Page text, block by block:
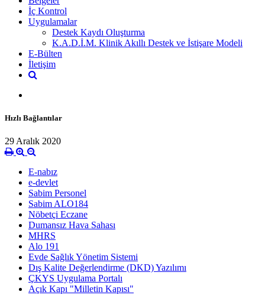
İç Kontrol
Uygulamalar
Destek Kaydı Oluşturma
K.A.D.İ.M. Klinik Akıllı Destek ve İstişare Modeli
E-Bülten
İletişim
Hızlı Bağlantılar
29 Aralık 2020
E-nabız
e-devlet
Sabim Personel
Sabim ALO184
Nöbetçi Eczane
Dumansız Hava Sahası
MHRS
Alo 191
Evde Sağlık Yönetim Sistemi
Dış Kalite Değerlendirme (DKD) Yazılımı
ÇKYS Uygulama Portalı
Açık Kapı "Milletin Kapısı"